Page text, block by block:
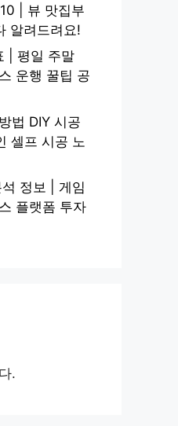
| 뷰 맛집부
알려드려요!
| 평일 주말
운행 꿀팁 공
법 DIY 시공
셀프 시공 노
정보 | 게임
플랫폼 투자
.